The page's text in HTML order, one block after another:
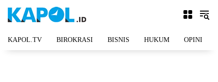
KAPOL.TV BIROKRASI BISNIS HUKUM OPINI